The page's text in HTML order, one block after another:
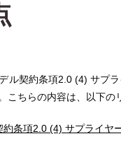
ル契約条項2.0 (4) サプ
こちらの内容は、以下
条項2.0 (4) サプライヤ